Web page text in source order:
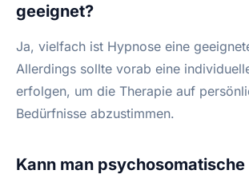
geeignet?
Ja, vielfach ist Hypnose eine
Allerdings sollte vorab eine
erfolgen, um die Therapie auf
Bedürfnisse abzustimmen.
Kann man psychosomatische